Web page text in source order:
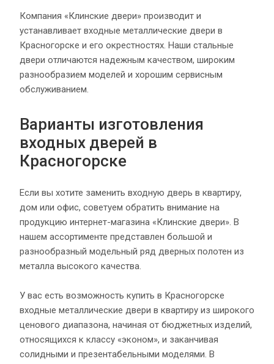
Компания «Клинские двери» производит и
устанавливает входные металлические двери в
Красногорске и его окрестностях. Наши стальные
двери отличаются надежным качеством, широким
разнообразием моделей и хорошим сервисным
обслуживанием.
Варианты изготовления
входных дверей в
Красногорске
Если вы хотите заменить входную дверь в квартиру,
дом или офис, советуем обратить внимание на
продукцию интернет-магазина «Клинские двери». В
нашем ассортименте представлен большой и
разнообразный модельный ряд дверных полотен из
металла высокого качества.
У вас есть возможность купить в Красногорске
входные металлические двери в квартиру из широкого
ценового диапазона, начиная от бюджетных изделий,
относящихся к классу «эконом», и заканчивая
солидными и презентабельными моделями. В